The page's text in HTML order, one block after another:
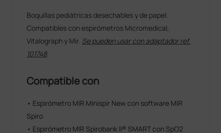
Boquillas pediátricas desechables y de papel.
Compatibles con espirómetros Micromedical,
Vitalograph y Mir. Se pueden usar con adaptador ref.
101748.
Compatible con
• Espirómetro MIR Minispir New con software MIR
Spiro
• Espirómetro MIR Spirobank II® SMART con SpO2